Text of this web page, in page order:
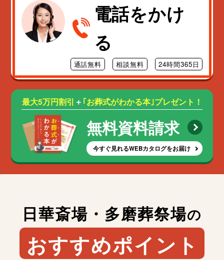
電話をかけ
る
通話無料 相談無料 24時間365日
最大5万円割引 ＋ ｢お葬式がわかる本｣プレゼント！
無料資料請求
今すぐ見れるWEBカタログをお届け
日華斎場・多磨葬祭場の
おすすめポイント